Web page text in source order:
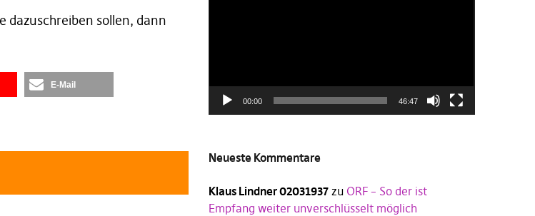
dazuschreiben sollen, dann
E-Mail
00:00 46:47
Neueste Kommentare
Klaus Lindner 02031937zu ORF – So der ist
Empfang weiter unverschlüsselt möglich